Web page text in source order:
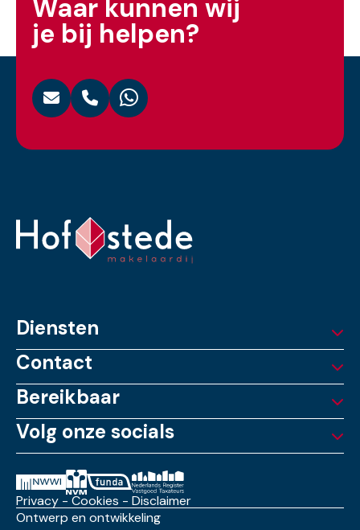
Waar kunnen wij
je bij helpen?
Diensten
Contact
Bereikbaar
Volg onze socials
Ontwerp en ontwikkeling
Privacy - Cookies - Disclaimer